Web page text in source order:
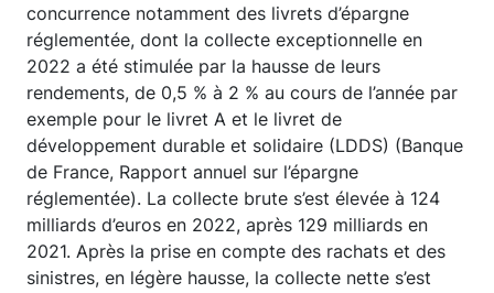
concurrence notamment des livrets d’épargne
réglementée, dont la collecte exceptionnelle en
2022 a été stimulée par la hausse de leurs
rendements, de 0,5 % à 2 % au cours de l’année par
exemple pour le livret A et le livret de
développement durable et solidaire (LDDS) (Banque
de France, Rapport annuel sur l’épargne
réglementée). La collecte brute s’est élevée à 124
milliards d’euros en 2022, après 129 milliards en
2021. Après la prise en compte des rachats et des
sinistres, en légère hausse, la collecte nette s’est